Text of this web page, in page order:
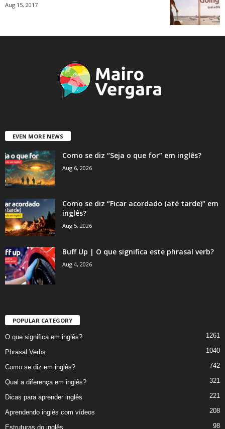
Aug 15, 2017
EVEN MORE NEWS
Como se diz “Seja o que for” em inglês?
Aug 6, 2026
Como se diz “Ficar acordado (até tarde)” em
inglês?
Aug 5, 2026
Buff Up | O que significa este phrasal verb?
Aug 4, 2026
POPULAR CATEGORY
O que significa em inglês? 1261
Phrasal Verbs 1040
Como se diz em inglês? 742
Qual a diferença em inglês? 321
Dicas para aprender inglês 221
Aprendendo inglês com vídeos 208
Estruturas do inglês 98